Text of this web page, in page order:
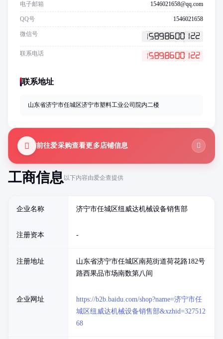
工商信息以下内容由爱企查提供
企业名称 济宁市任城区纽威达机械设备销售部
注册资本 -
注册地址
山东省济宁市任城区南苑街道荷花路182号
路西果品市场南数第八间
企业网址
https://b2b.baidu.com/shop?name=济宁市任
城区纽威达机械设备销售部&xzhid=327512
68
电子邮箱 1546021658@qq.com
QQ号 1546021658
微信号
联系电话
联系地址
山东省济宁市任城区济宁市塑料工业公司院内二楼
前往爱采购查看更多店铺信息